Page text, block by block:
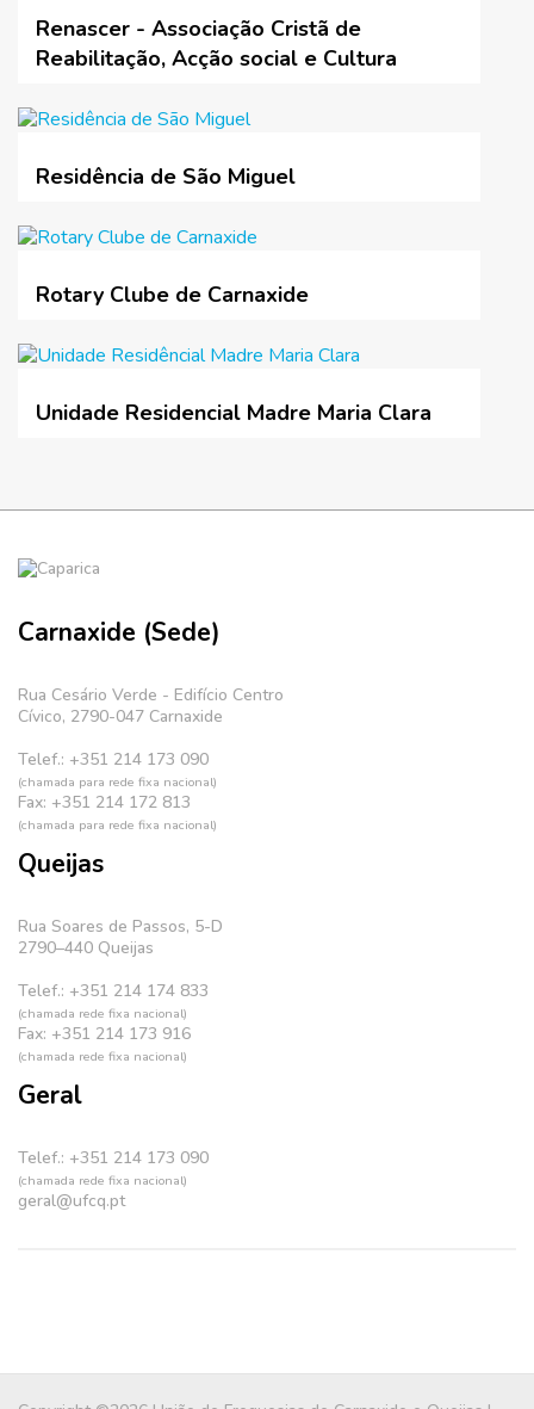
Renascer - Associação Cristã de
Reabilitação, Acção social e Cultura
Residência de São Miguel
Rotary Clube de Carnaxide
Unidade Residencial Madre Maria Clara
Carnaxide (Sede)
Rua Cesário Verde - Edifício Centro
Cívico, 2790-047 Carnaxide
Telef.: +351 214 173 090
(chamada para rede fixa nacional)
Fax: +351 214 172 813
(chamada para rede fixa nacional)
Queijas
Rua Soares de Passos, 5-D
2790–440 Queijas
Telef.: +351 214 174 833
(chamada rede fixa nacional)
Fax: +351 214 173 916
(chamada rede fixa nacional)
Geral
Telef.: +351 214 173 090
(chamada rede fixa nacional)
geral@ufcq.pt